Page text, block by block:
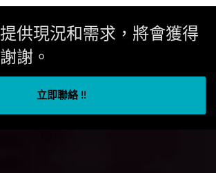
供現況和需求，將會獲得
謝。
立即聯絡 !!